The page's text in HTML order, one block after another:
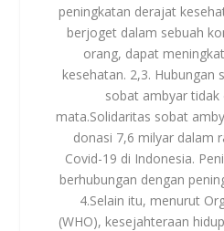
peningkatan derajat
berjoget dalam sebuah
orang, dapat
kesehatan. 2,3. Hubungan
sobat ambyar tidak
mata.Solidaritas sobat
donasi 7,6 milyar dalam
Covid-19 di Indonesia.
berhubungan dengan
4.Selain itu, menurut
(WHO), kesejahteraan